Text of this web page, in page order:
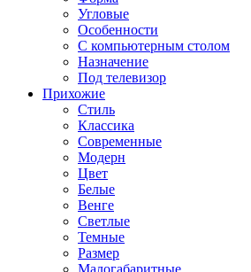
Угловые
Особенности
С компьютерным столом
Назначение
Под телевизор
Прихожие
Стиль
Классика
Современные
Модерн
Цвет
Белые
Венге
Светлые
Темные
Размер
Малогабаритные